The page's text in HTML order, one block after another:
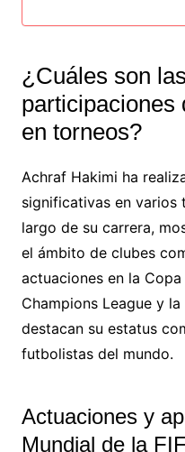
¿Cuáles son
participaciones
en torneos?
Achraf Hakimi ha
significativas en varios
largo de su carrera,
el ámbito de clubes
actuaciones en la Copa
Champions League y
destacan su estatus
futbolistas del mundo.
Actuaciones y
Mundial de la